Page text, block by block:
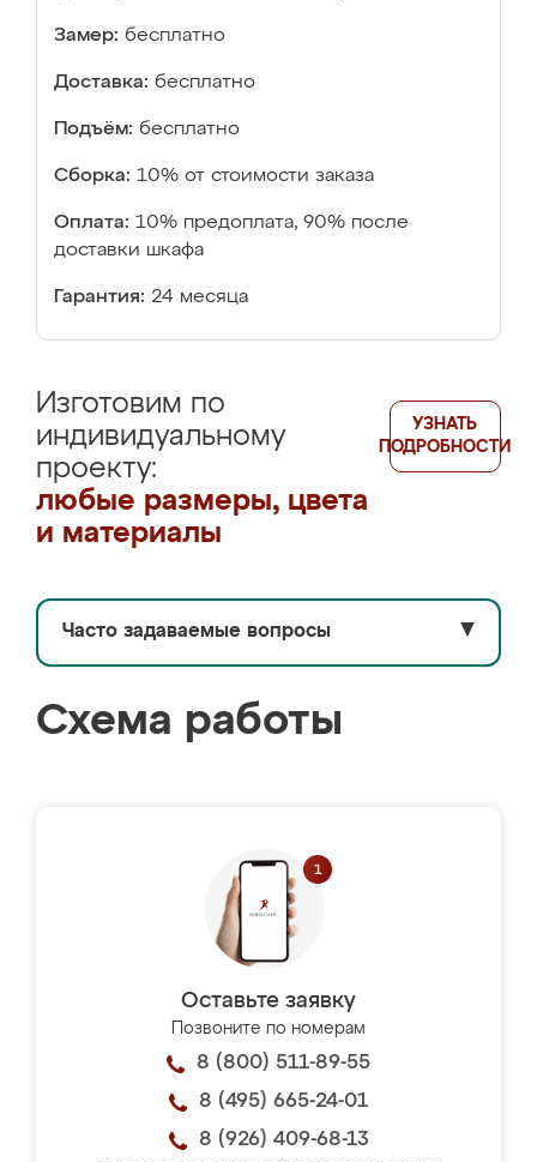
Замер: бесплатно
Доставка: бесплатно
Подъём: бесплатно
Сборка: 10% от стоимости заказа
Оплата: 10% предоплата, 90% после
доставки шкафа
Гарантия: 24 месяца
Изготовим по
индивидуальному
проекту:
любые размеры, цвета
и материалы
УЗНАТЬ
ПОДРОБНОСТИ
Часто задаваемые вопросы ▼
Схема работы
Оставьте заявку
Позвоните по номерам
8 (800) 511-89-55
8 (495) 665-24-01
8 (926) 409-68-13